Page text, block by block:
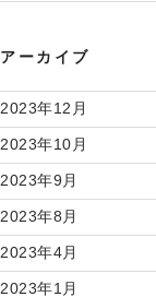
アーカイブ
2023年12月
2023年10月
2023年9月
2023年8月
2023年4月
2023年1月